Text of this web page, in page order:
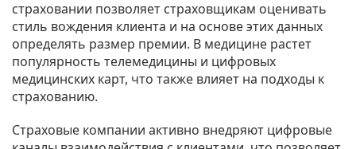
страховании позволяет страховщикам оценивать
стиль вождения клиента и на основе этих данных
определять размер премии. В медицине растет
популярность телемедицины и цифровых
медицинских карт, что также влияет на подходы к
страхованию.
Страховые компании активно внедряют цифровые